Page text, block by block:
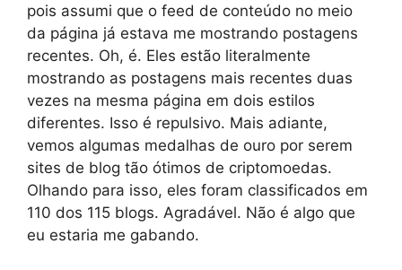
pois assumi que o feed de conteúdo no meio
da página já estava me mostrando postagens
recentes. Oh, é. Eles estão literalmente
mostrando as postagens mais recentes duas
vezes na mesma página em dois estilos
diferentes. Isso é repulsivo. Mais adiante,
vemos algumas medalhas de ouro por serem
sites de blog tão ótimos de criptomoedas.
Olhando para isso, eles foram classificados em
110 dos 115 blogs. Agradável. Não é algo que
eu estaria me gabando.